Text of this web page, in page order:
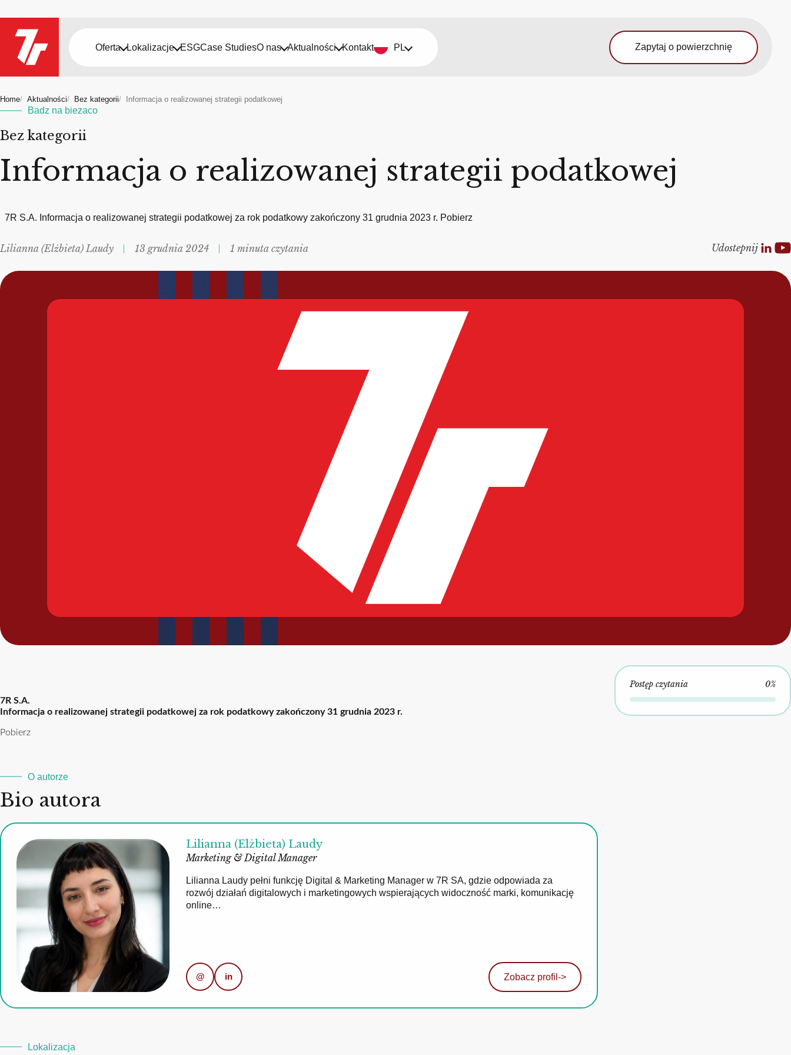
Oferta Lokalizacje ESGCase StudiesO nas Aktualności Kontakt PL Zapytaj o powierzchnię
Home Aktualności Bez kategorii Informacja o realizowanej strategii podatkowej
Badz na biezaco
Bez kategorii
Informacja o realizowanej strategii podatkowej
7R S.A. Informacja o realizowanej strategii podatkowej za rok podatkowy zakończony 31 grudnia 2023 r. Pobierz
Lilianna (Elżbieta) Laudy 13 grudnia 2024 1 minuta czytania Udostepnij
7R S.A.
Informacja o realizowanej strategii podatkowej za rok podatkowy zakończony 31 grudnia 2023 r.
Pobierz
O autorze
Bio autora
Lilianna (Elżbieta) Laudy
Marketing & Digital Manager
Lilianna Laudy pełni funkcję Digital & Marketing Manager w 7R SA, gdzie odpowiada za
rozwój działań digitalowych i marketingowych wspierających widoczność marki, komunikację
online…
@ in Zobacz profil ->
Lokalizacja
Postęp czytania 0%